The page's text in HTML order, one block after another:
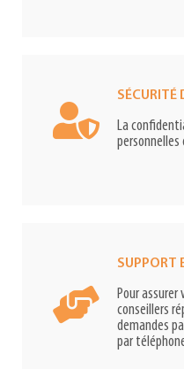
SÉCURITÉ
La
SUPPORT
Pour
conseillers
demandes
par